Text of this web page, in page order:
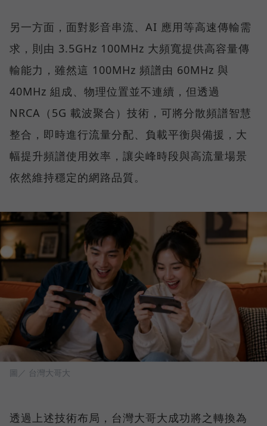
另一方面，面對影音串流、AI 應用等高速傳輸需
求，則由 3.5GHz 100MHz 大頻寬提供高容量傳
輸能力，雖然這 100MHz 頻譜由 60MHz 與
40MHz 組成、物理位置並不連續，但透過
NRCA（5G 載波聚合）技術，可將分散頻譜智慧
整合，即時進行流量分配、負載平衡與備援，大
幅提升頻譜使用效率，讓尖峰時段與高流量場景
依然維持穩定的網路品質。
圖／ 台灣大哥大
透過上述技術布局，台灣大哥大成功將之轉換為